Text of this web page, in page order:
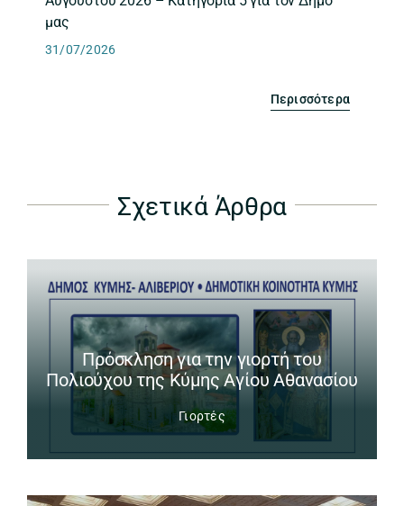
μας
31/07/2026
Περισσότερα
Σχετικά Άρθρα
Πρόσκληση για την γιορτή του
Πολιούχου της Κύμης Αγίου Αθανασίου
Γιορτές